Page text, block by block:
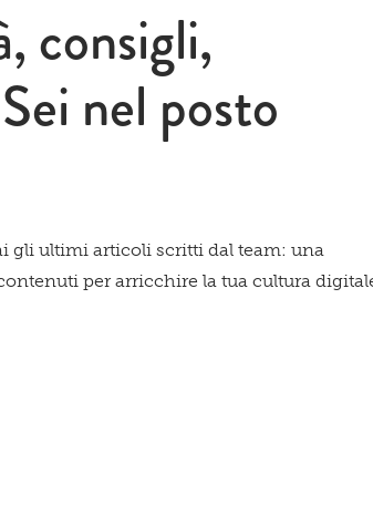
consigli,
nel posto
gli ultimi articoli scritti dal team: una
per arricchire la tua cultura